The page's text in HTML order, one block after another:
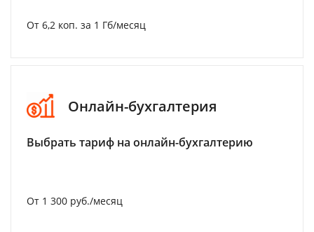
От 6,2 коп. за 1 Гб/месяц
Онлайн-бухгалтерия
Выбрать тариф на онлайн-бухгалтерию
От 1 300 руб./месяц